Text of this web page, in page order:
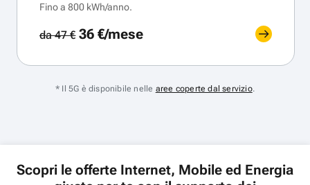
Fino a 800 kWh/anno.
da 47 €36 €/mese
* Il 5G è disponibile nelle aree coperte dal servizio.
Scopri le offerte Internet, Mobile ed Energia